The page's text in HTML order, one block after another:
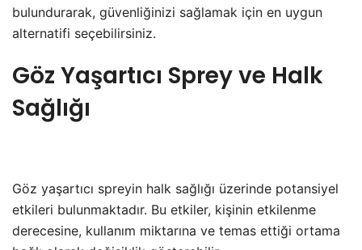
bulundurarak, güvenliğinizi sağlamak için en uygun
alternatifi seçebilirsiniz.
Göz Yaşartıcı Sprey ve Halk
Sağlığı
Göz yaşartıcı spreyin halk sağlığı üzerinde potansiyel
etkileri bulunmaktadır. Bu etkiler, kişinin etkilenme
derecesine, kullanım miktarına ve temas ettiği ortama